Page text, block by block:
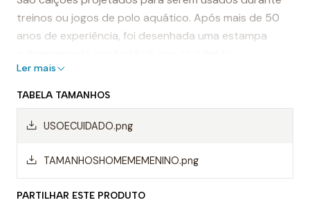
treinos ou jogos de polo aquático. Após mais de 50
anos de experiência, foi desenhada uma estampa
perfeitamente ao corpo, proporcionando conforto e
sensação de leveza.
Dessa forma, os calções de polo aquático facilitam a
permitindo um movimento mais rápido ao nadar.
Ler mais
TABELA TAMANHOS
USOECUIDADO.png
TAMANHOSHOMEMEMENINO.png
PARTILHAR ESTE PRODUTO